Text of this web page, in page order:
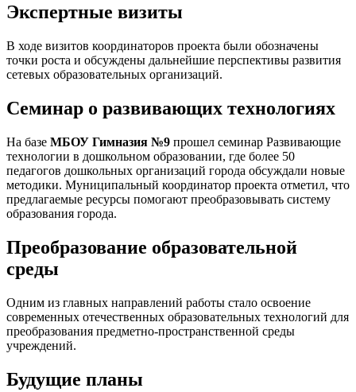
Экспертные визиты
В ходе визитов координаторов проекта были обозначены
точки роста и обсуждены дальнейшие перспективы развития
сетевых образовательных организаций.
Семинар о развивающих технологиях
На базе МБОУ Гимназия №9 прошел семинар Развивающие
технологии в дошкольном образовании, где более 50
педагогов дошкольных организаций города обсуждали новые
методики. Муниципальный координатор проекта отметил, что
предлагаемые ресурсы помогают преобразовывать систему
образования города.
Преобразование образовательной
среды
Одним из главных направлений работы стало освоение
современных отечественных образовательных технологий для
преобразования предметно-пространственной среды
учреждений.
Будущие планы